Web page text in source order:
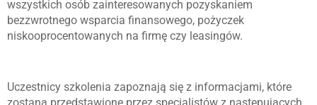
wszystkich osób zainteresowanych pozyskaniem
bezzwrotnego wsparcia finansowego, pożyczek
niskooprocentowanych na firmę czy leasingów.
Uczestnicy szkolenia zapoznają się z informacjami, które